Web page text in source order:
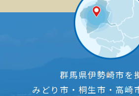
群馬県伊勢崎市を
みどり市・桐生市・高崎